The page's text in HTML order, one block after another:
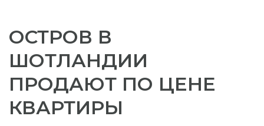
ОСТРОВ В
ШОТЛАНДИИ
ПРОДАЮТ ПО ЦЕНЕ
КВАРТИРЫ